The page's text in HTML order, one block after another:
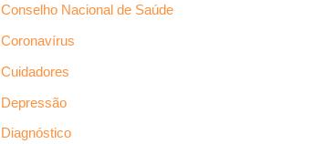
Conselho Nacional de Saúde
Coronavírus
Cuidadores
Depressão
Diagnóstico